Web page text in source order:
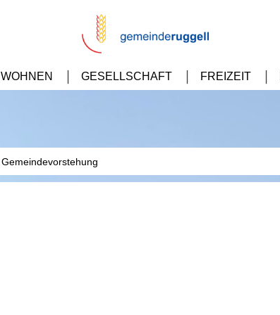
WOHNEN GESELLSCHAFT FREIZEIT
Gemeindevorstehung